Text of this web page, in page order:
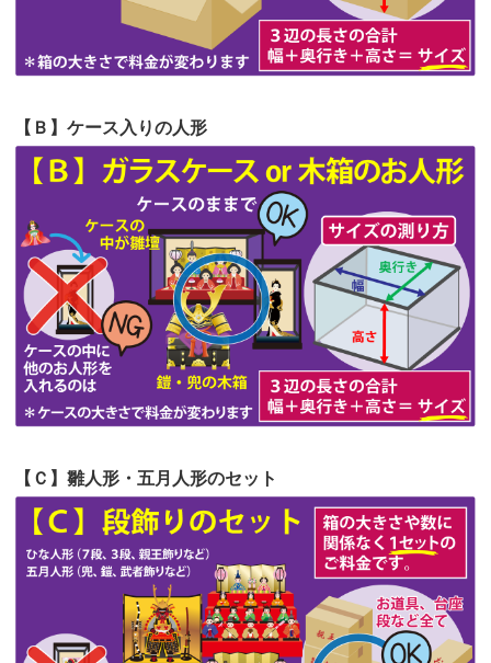
第59回人形供養祭 令和5年2月10日(金)
第58回人形供養祭令和5年12月21日(水)
第56回人形供養祭 令和4年10月19日(水)
第55回人形供養祭令和4年9月8日(木)
第54回人形供養祭令和4年8月1日(月)
第53回人形供養祭令和4年7月1日(金)
第52回人形供養祭令和4年5月17日(火)
第51回人形供養祭令和4年4月18日(月)
第50回人形供養祭令和4年3月15日(火)
第49回人形供養祭令和4年1月17日(月)
第48回人形供養祭令和3年12月3日(金)
第47回人形供養祭 令和3年10月11日(月)
第46回人形供養祭 令和3年9月13日(月)
【Ｂ】ケース入りの人形
【Ｃ】雛人形・五月人形のセット